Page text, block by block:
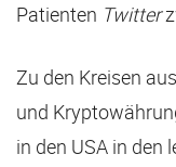
Patienten Twitter
Zu den Kreisen
und
in den USA in den